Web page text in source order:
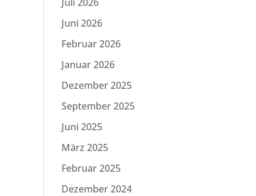
Juni 2026
Februar 2026
Januar 2026
Dezember 2025
September 2025
Juni 2025
März 2025
Februar 2025
Dezember 2024